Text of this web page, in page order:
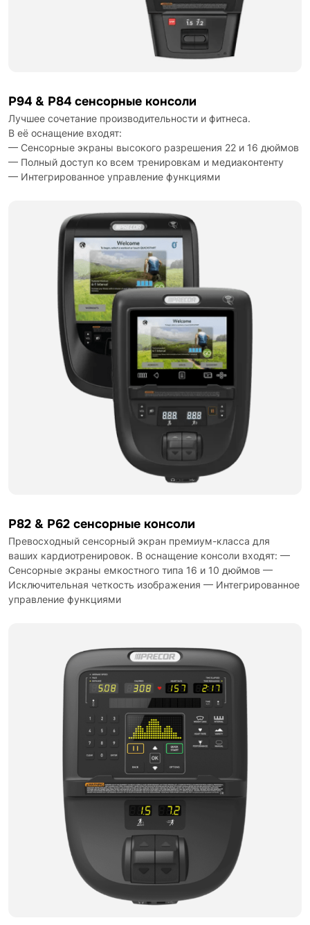
P94 & P84 сенсорные консоли
Лучшее сочетание производительности и фитнеса.
В её оснащение входят:
— Сенсорные экраны высокого разрешения 22 и 16 дюймов
— Полный доступ ко всем тренировкам и медиаконтенту
— Интегрированное управление функциями
P82 & P62 сенсорные консоли
Превосходный сенсорный экран премиум-класса для
ваших кардиотренировок. В оснащение консоли входят: —
Сенсорные экраны емкостного типа 16 и 10 дюймов —
Исключительная четкость изображения — Интегрированное
управление функциями